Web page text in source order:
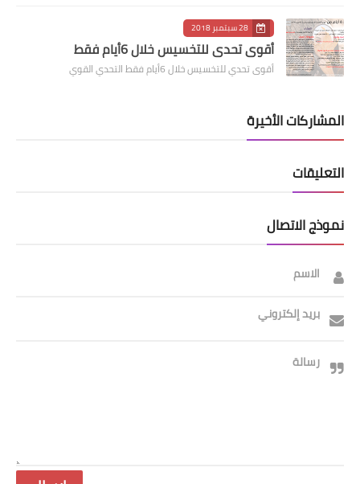
28 سبتمبر 2018
أقوى تحدي للتخسيس خلال 6أيام فقط
أقوى تحدي للتخسيس خلال 6أيام فقط التحدي القوي
المشاركات الأخيرة
التعليقات
نموذج الاتصال
الاسم
بريد إلكتروني
رسالة